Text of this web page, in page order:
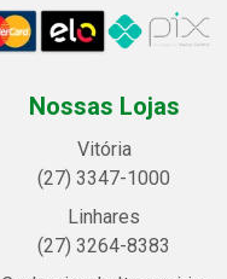
Nossas Lojas
Vitória
(27) 3347-1000
Linhares
(27) 3264-8383